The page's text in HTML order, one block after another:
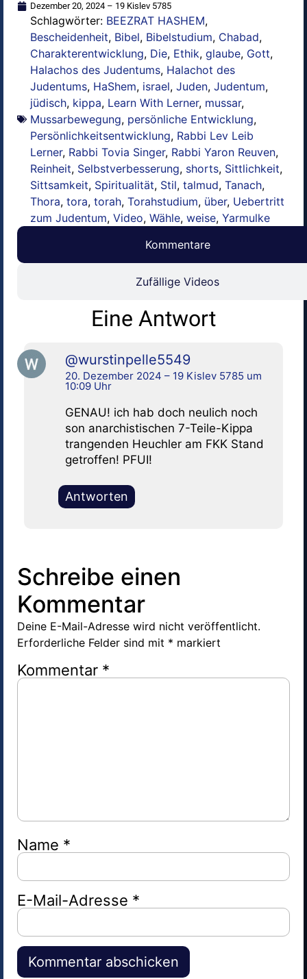
Dezember 20, 2024 – 19 Kislev 5785
Schlagwörter: BEEZRAT HASHEM,
Bescheidenheit, Bibel, Bibelstudium, Chabad,
Charakterentwicklung, Die, Ethik, glaube, Gott,
Halachos des Judentums, Halachot des
Judentums, HaShem, israel, Juden, Judentum,
jüdisch, kippa, Learn With Lerner, mussar,
Mussarbewegung, persönliche Entwicklung,
Persönlichkeitsentwicklung, Rabbi Lev Leib
Lerner, Rabbi Tovia Singer, Rabbi Yaron Reuven,
Reinheit, Selbstverbesserung, shorts, Sittlichkeit,
Sittsamkeit, Spiritualität, Stil, talmud, Tanach,
Thora, tora, torah, Torahstudium, über, Uebertritt
zum Judentum, Video, Wähle, weise, Yarmulke
Kommentare
Zufällige Videos
Eine Antwort
@wurstinpelle5549
20. Dezember 2024 – 19 Kislev 5785 um
10:09 Uhr
GENAU! ich hab doch neulich noch
son anarchistischen 7-Teile-Kippa
trangenden Heuchler am FKK Stand
getroffen! PFUI!
Antworten
Schreibe einen
Kommentar
Deine E-Mail-Adresse wird nicht veröffentlicht.
Erforderliche Felder sind mit * markiert
Kommentar *
Name *
E-Mail-Adresse *